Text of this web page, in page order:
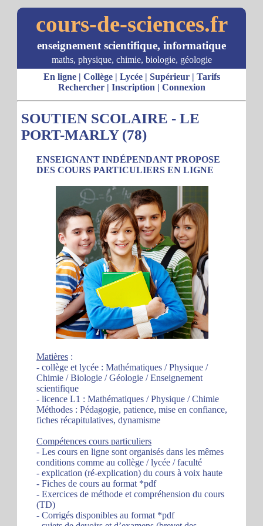
cours-de-sciences.fr
enseignement scientifique, informatique
maths, physique, chimie, biologie, géologie
En ligne| Collège| Lycée| Supérieur| Tarifs
Rechercher| Inscription | Connexion
SOUTIEN SCOLAIRE - LE
PORT-MARLY (78)
ENSEIGNANT INDÉPENDANT PROPOSE
DES COURS PARTICULIERS EN LIGNE
Matières :
- collège et lycée : Mathématiques / Physique /
Chimie / Biologie / Géologie / Enseignement
scientifique
- licence L1 : Mathématiques / Physique / Chimie
Méthodes : Pédagogie, patience, mise en confiance,
fiches récapitulatives, dynamisme
Compétences cours particuliers
- Les cours en ligne sont organisés dans les mêmes
conditions comme au collège / lycée / faculté
- explication (ré-explication) du cours à voix haute
- Fiches de cours au format *pdf
- Exercices de méthode et compréhension du cours
(TD)
- Corrigés disponibles au format *pdf